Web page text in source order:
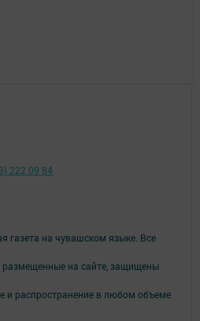
газета на чувашском языке. Все
на сайте, защищены
и распространение в любом объеме
222 09 84